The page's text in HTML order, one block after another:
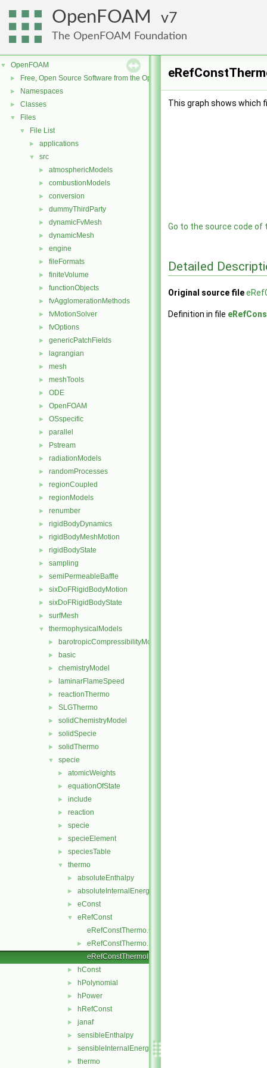
OpenFOAM 7
The OpenFOAM Foundation
▼ OpenFOAM
► Free, Open Source Software from the OpenFOAM Foundation
► Namespaces
► Classes
▼ Files
▼ File List
► applications
▼ src
► atmosphericModels
► combustionModels
► conversion
► dummyThirdParty
► dynamicFvMesh
► dynamicMesh
► engine
► fileFormats
► finiteVolume
► functionObjects
► fvAgglomerationMethods
► fvMotionSolver
► fvOptions
► genericPatchFields
► lagrangian
► mesh
► meshTools
► ODE
► OpenFOAM
► OSspecific
► parallel
► Pstream
► radiationModels
► randomProcesses
► regionCoupled
► regionModels
► renumber
► rigidBodyDynamics
► rigidBodyMeshMotion
► rigidBodyState
► sampling
► semiPermeableBaffle
► sixDoFRigidBodyMotion
► sixDoFRigidBodyState
► surfMesh
▼ thermophysicalModels
► barotropicCompressibilityModel
► basic
► chemistryModel
► laminarFlameSpeed
► reactionThermo
► SLGThermo
► solidChemistryModel
► solidSpecie
► solidThermo
▼ specie
► atomicWeights
► equationOfState
► include
► reaction
► specie
► specieElement
► speciesTable
▼ thermo
► absoluteEnthalpy
► absoluteInternalEnergy
► eConst
▼
eRefConst
eRefConstThermo.C
►
eRefConstThermo.H
eRefConstThermoI.H
► hConst
► hPolynomial
► hPower
► hRefConst
► janaf
► sensibleEnthalpy
► sensibleInternalEnergy
► thermo
This graph shows which
Go to the source code of
Detailed
Original source file
Definition in file